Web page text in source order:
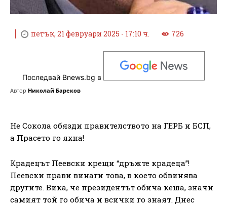
петък, 21 февруари 2025 - 17:10 ч. 726
Последвай Bnews.bg в
Автор Николай Бареков
Не Сокола обязди правителството на ГЕРБ и БСП,
а Прасето го яхна!
Крадецът Пеевски крещи “дръжте крадеца”!
Пеевски прави винаги това, в което обвинява
другите. Вика, че президентът обича кеша, значи
самият той го обича и всички го знаят. Днес